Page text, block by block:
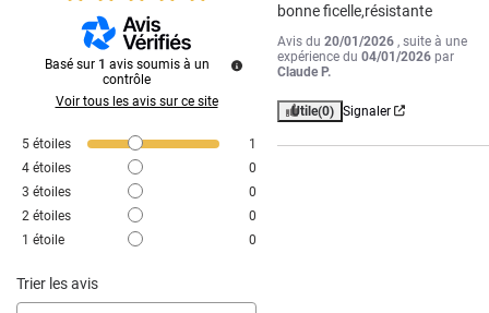
Basé sur 1 avis soumis à un
contrôle
Voir tous les avis sur ce site
5 étoiles
1
4 étoiles
0
3 étoiles
0
2 étoiles
0
1 étoile 0
Trier les avis
bonne ficelle,résistante
Avis du20/01/2026 , suite à une
expérience du04/01/2026 par
Claude P.
Utile(0) Signaler